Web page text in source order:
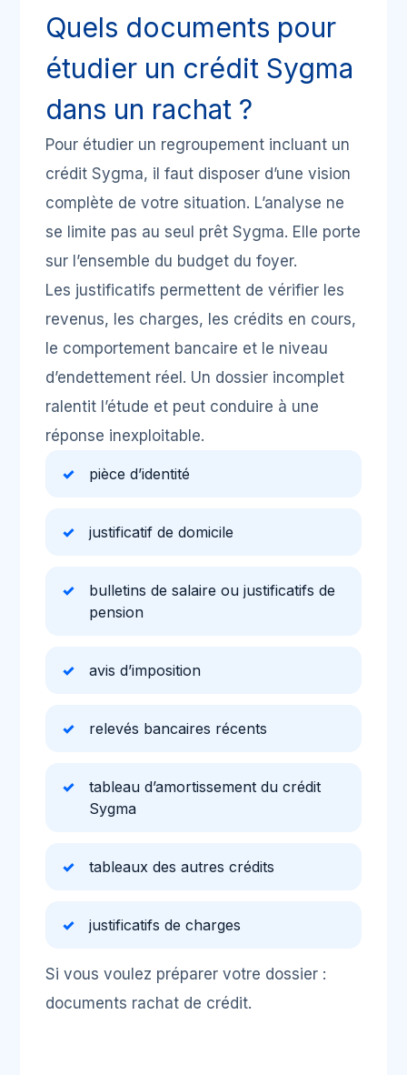
Quels documents pour
étudier un crédit Sygma
dans un rachat ?
Pour étudier un regroupement incluant un
crédit Sygma, il faut disposer d’une vision
complète de votre situation. L’analyse ne
se limite pas au seul prêt Sygma. Elle porte
sur l’ensemble du budget du foyer.
Les justificatifs permettent de vérifier les
revenus, les charges, les crédits en cours,
le comportement bancaire et le niveau
d’endettement réel. Un dossier incomplet
ralentit l’étude et peut conduire à une
réponse inexploitable.
pièce d’identité
justificatif de domicile
bulletins de salaire ou justificatifs de
pension
avis d’imposition
relevés bancaires récents
tableau d’amortissement du crédit
Sygma
tableaux des autres crédits
justificatifs de charges
Si vous voulez préparer votre dossier :
documents rachat de crédit.